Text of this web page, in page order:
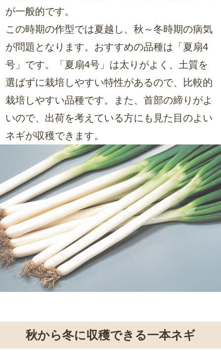
が一般的です。
この時期の作型では夏越し、秋～冬時期の病気
が問題となります。おすすめの品種は「夏扇4
号」です。「夏扇4号」は太りがよく、土質を
選ばずに栽培しやすい特性があるので、比較的
栽培しやすい品種です。また、首部の締りがよ
いので、出荷を考えている方にも見た目のよい
ネギが収穫できます。
秋から冬に収穫できる一本ネギ